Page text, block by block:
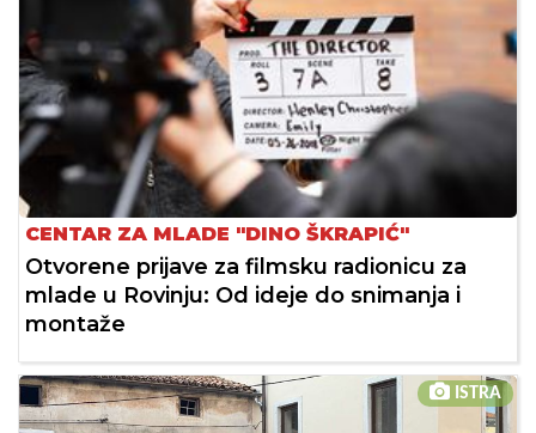
CENTAR ZA MLADE "DINO ŠKRAPIĆ"
Otvorene prijave za filmsku radionicu za
mlade u Rovinju: Od ideje do snimanja i
montaže
ISTRA